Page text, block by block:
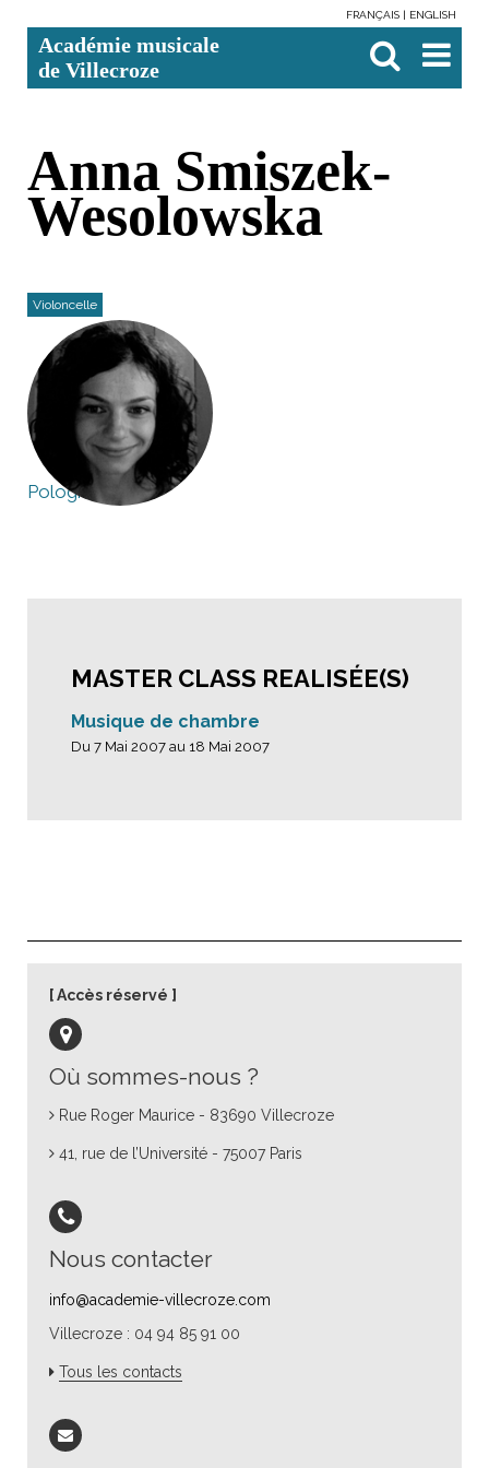
contenu.
Aller
à
personnels
FRANÇAIS ENGLISH
Académie musicale
de Villecroze

avancée…
Anna Smiszek-
Wesolowska
Violoncelle
Pologne
MASTER CLASS REALISÉE(S)
Musique de chambre
Du 7 Mai 2007 au 18 Mai 2007
Où sommes-nous ?
Rue Roger Maurice - 83690 Villecroze
41, rue de l’Université - 75007 Paris
Nous contacter
info@academie-villecroze.com
Villecroze : 04 94 85 91 00
Tous les contacts
Accès réservé